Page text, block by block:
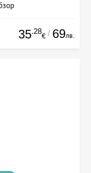
35.28
€ / 69лв.